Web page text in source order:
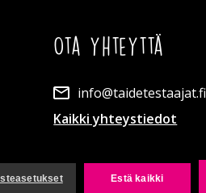
Estä kaikki
Ota yhteyttä
info@taidetestaajat.fi
Kaikki yhteystiedot